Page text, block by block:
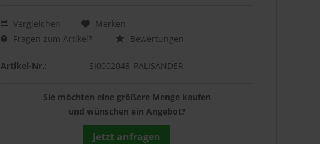
Vergleichen
Merken
Fragen zum Artikel?
Bewertungen
Artikel-Nr.: SI0002048_PALISANDER
Sie möchten eine größere Menge kaufen
und wünschen ein Angebot?
Jetzt anfragen